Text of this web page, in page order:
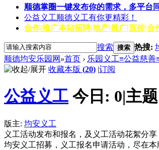
顺德掌圈一键发布你的需求，多平台
公益义工顺德义工有你更精彩！
合作/推广本站招聘|地产|推广|宣传|合
搜索 搜索 热搜:
顺德均安乐园网 »首页 › 乐园义工≡公益慈善
收藏本版 (20) |订阅
公益义工 今日: 0|主
版主: 均安义工
义工活动发布和报名，及义工活动花絮分
均安义工招募，义工报名申请活动，尽在本